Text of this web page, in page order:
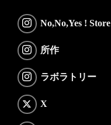
No,No,Yes ! Store
所作
ラボラトリー
X